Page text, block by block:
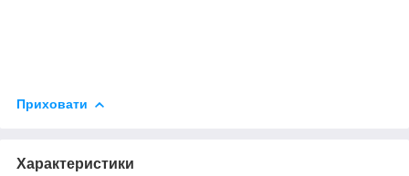
Приховати
Характеристики